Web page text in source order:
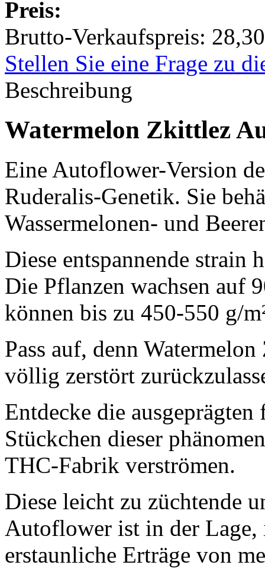
Preis:
Brutto-Verkaufspreis:
Stellen Sie eine Frage zu
Beschreibung
Watermelon Zkittlez
Eine Autoflower-Version
Ruderalis-Genetik. Sie
Wassermelonen- und
Diese entspannende strain
Die Pflanzen wachsen auf
können bis zu 450-550 g/
Pass auf, denn
völlig zerstört
Entdecke die
Stückchen dieser
THC-Fabrik verströmen.
Diese leicht zu züchtende
Autoflower ist in der Lage,
erstaunliche Erträge von